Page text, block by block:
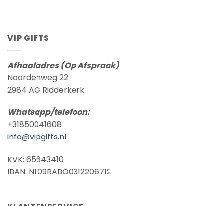
VIP GIFTS
Afhaaladres (Op Afspraak)
Noordenweg 22
2984 AG Ridderkerk
Whatsapp/telefoon:
+31850041608
info@vipgifts.nl
KVK: 65643410
IBAN: NL09RABO0312206712